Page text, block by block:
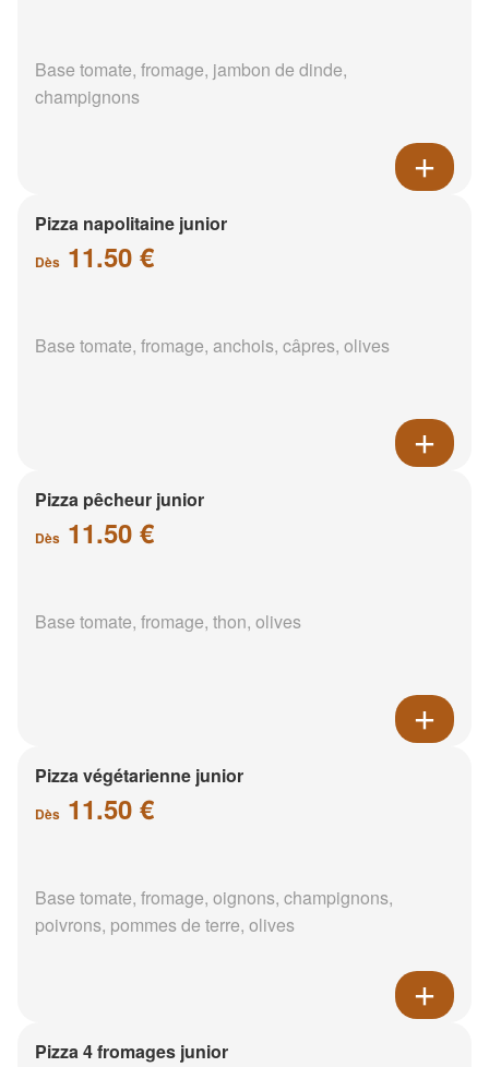
Base tomate, fromage, jambon de dinde,
champignons
Pizza napolitaine junior
Dès 11.50 €
Base tomate, fromage, anchois, câpres, olives
Pizza pêcheur junior
Dès 11.50 €
Base tomate, fromage, thon, olives
Pizza végétarienne junior
Dès 11.50 €
Base tomate, fromage, oignons, champignons,
poivrons, pommes de terre, olives
Pizza 4 fromages junior